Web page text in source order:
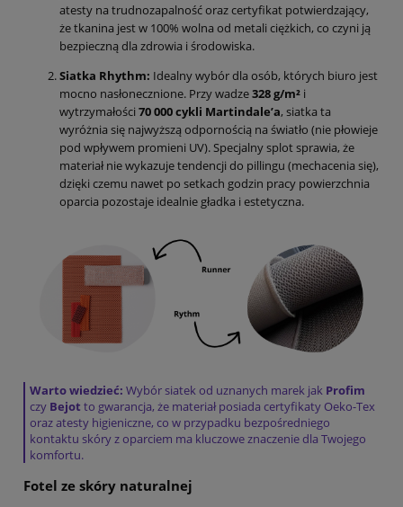
atesty na trudnozapalność oraz certyfikat potwierdzający,
że tkanina jest w 100% wolna od metali ciężkich, co czyni ją
bezpieczną dla zdrowia i środowiska.
Siatka Rhythm: Idealny wybór dla osób, których biuro jest
mocno nasłonecznione. Przy wadze328 g/m² i
wytrzymałości 70 000 cykli Martindale’a, siatka ta
wyróżnia się najwyższą odpornością na światło (nie płowieje
pod wpływem promieni UV). Specjalny splot sprawia, że
materiał nie wykazuje tendencji do pillingu (mechacenia się),
dzięki czemu nawet po setkach godzin pracy powierzchnia
oparcia pozostaje idealnie gładka i estetyczna.
Warto wiedzieć: Wybór siatek od uznanych marek jak Profim
czy Bejot to gwarancja, że materiał posiada certyfikaty Oeko-Tex
oraz atesty higieniczne, co w przypadku bezpośredniego
kontaktu skóry z oparciem ma kluczowe znaczenie dla Twojego
komfortu.
Fotel ze skóry naturalnej